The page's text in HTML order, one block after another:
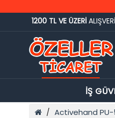
1200 TL VE ÜZERİ
İŞ
Activehand PU-